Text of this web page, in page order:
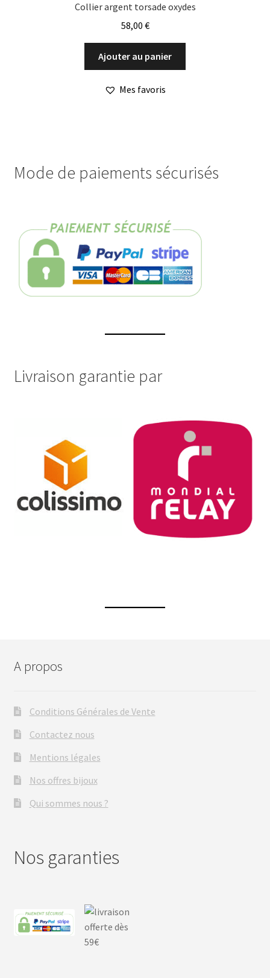
Collier argent torsade oxydes
58,00 €
Ajouter au panier
Mes favoris
Mode de paiements sécurisés
Livraison garantie par
A propos
Conditions Générales de Vente
Contactez nous
Mentions légales
Nos offres bijoux
Qui sommes nous ?
Nos garanties